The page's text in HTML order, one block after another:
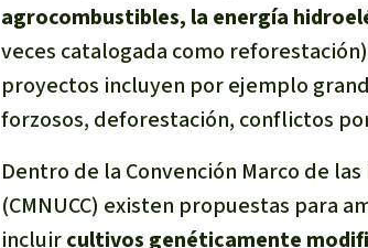
agrocombustibles, la energía
veces catalogada como
proyectos incluyen por ejemplo
forzosos, deforestación, conflictos
Dentro de la Convención Marco de
(CMNUCC) existen propuestas para
incluircultivos genéticamente